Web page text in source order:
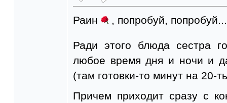
Раин , попробуй,
Ради этого блюда сестра
любое время дня и ночи и
(там готовки-то минут на 20-
Причем приходит сразу с